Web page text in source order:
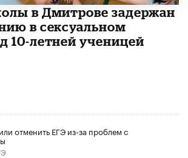
в Дмитрове задержан
в сексуальном
10-летней ученицей
отменить ЕГЭ из-за проблем с